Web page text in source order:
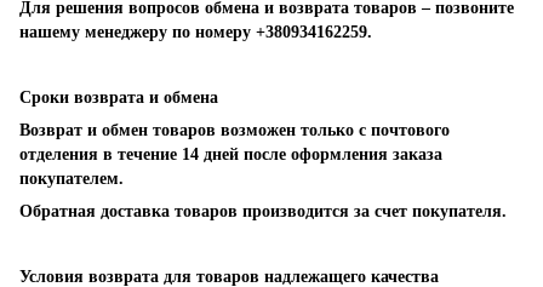
Для решения вопросов обмена и возврата товаров – позвоните
нашему менеджеру по номеру +380934162259.
Сроки возврата и обмена
Возврат и обмен товаров возможен только с почтового
отделения в течение 14 дней после оформления заказа
покупателем.
Обратная доставка товаров производится за счет покупателя.
Условия возврата для товаров надлежащего качества